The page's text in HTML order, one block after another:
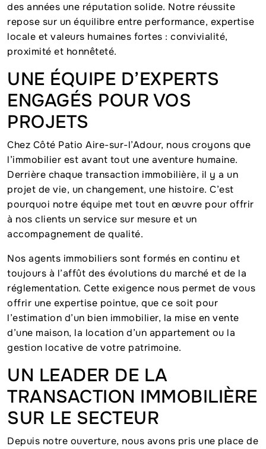
des années une réputation solide. Notre réussite
repose sur un équilibre entre performance, expertise
locale et valeurs humaines fortes : convivialité,
proximité et honnêteté.
UNE ÉQUIPE D’EXPERTS
ENGAGÉS POUR VOS
PROJETS
Chez Côté Patio Aire-sur-l’Adour, nous croyons que
l’immobilier est avant tout une aventure humaine.
Derrière chaque transaction immobilière, il y a un
projet de vie, un changement, une histoire. C’est
pourquoi notre équipe met tout en œuvre pour offrir
à nos clients un service sur mesure et un
accompagnement de qualité.
Nos agents immobiliers sont formés en continu et
toujours à l’affût des évolutions du marché et de la
réglementation. Cette exigence nous permet de vous
offrir une expertise pointue, que ce soit pour
l’estimation d’un bien immobilier, la mise en vente
d’une maison, la location d’un appartement ou la
gestion locative de votre patrimoine.
UN LEADER DE LA
TRANSACTION IMMOBILIÈRE
SUR LE SECTEUR
Depuis notre ouverture, nous avons pris une place de